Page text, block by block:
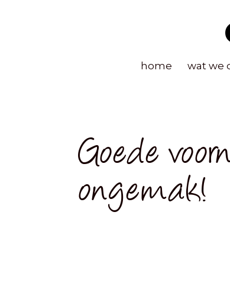
home wat we
Goede
ongemak!